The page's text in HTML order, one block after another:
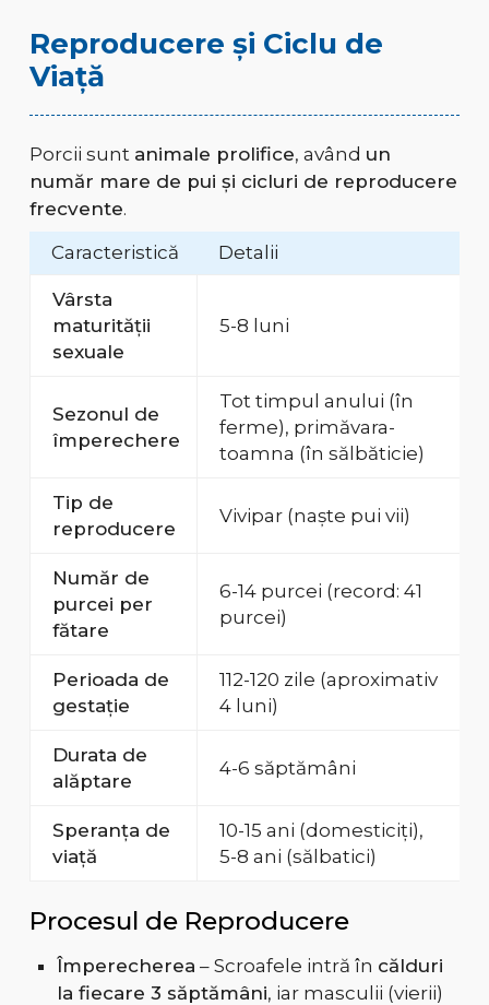
Reproducere și Ciclu de
Viață
Porcii sunt animale prolifice, având un
număr mare de pui și cicluri de reproducere
frecvente.
Caracteristică
Detalii
Vârsta
maturității
sexuale
5-8 luni
Sezonul de
împerechere
Tot timpul anului (în
ferme), primăvara-
toamna (în sălbăticie)
Tip de
reproducere
Vivipar (naște pui vii)
Număr de
purcei per
fătare
6-14 purcei (record: 41
purcei)
Perioada de
gestație
112-120 zile (aproximativ
4 luni)
Durata de
alăptare
4-6 săptămâni
Speranța de
viață
10-15 ani (domesticiți),
5-8 ani (sălbatici)
Procesul de Reproducere
Împerecherea – Scroafele intră în călduri
la fiecare 3 săptămâni, iar masculii (vierii)